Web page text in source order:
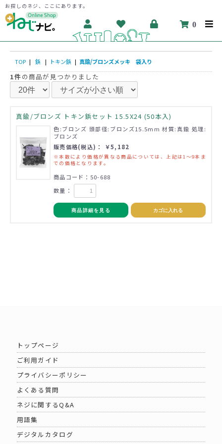
お探しのネジ、ここにあります。
0
TOP | 鋲 | トキン鋲 | 真鍮/ブロンズメッキ 袋入り
1件の商品が見つかりました
真鍮/ブロンズ トキン鋲セット 15.5X24 (50本入)
色:ブロンズ 頭部径:ブロンズ15.5mm 材質:真鍮 処理:
ブロンズ
販売価格(税込)： ￥5,182
※本数により価格が異なる商品については、上記は1～9本ま
での価格となります。
商品コード：50-688
数量：
商品詳細を見る カゴに入れる
トップページ
ご利用ガイド
プライバシーポリシー
よくある質問
ネジに関するQ&A
用語集
デジタルカタログ